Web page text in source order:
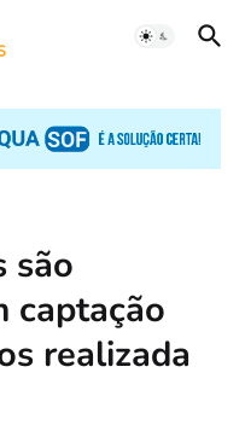
são
captação
realizada